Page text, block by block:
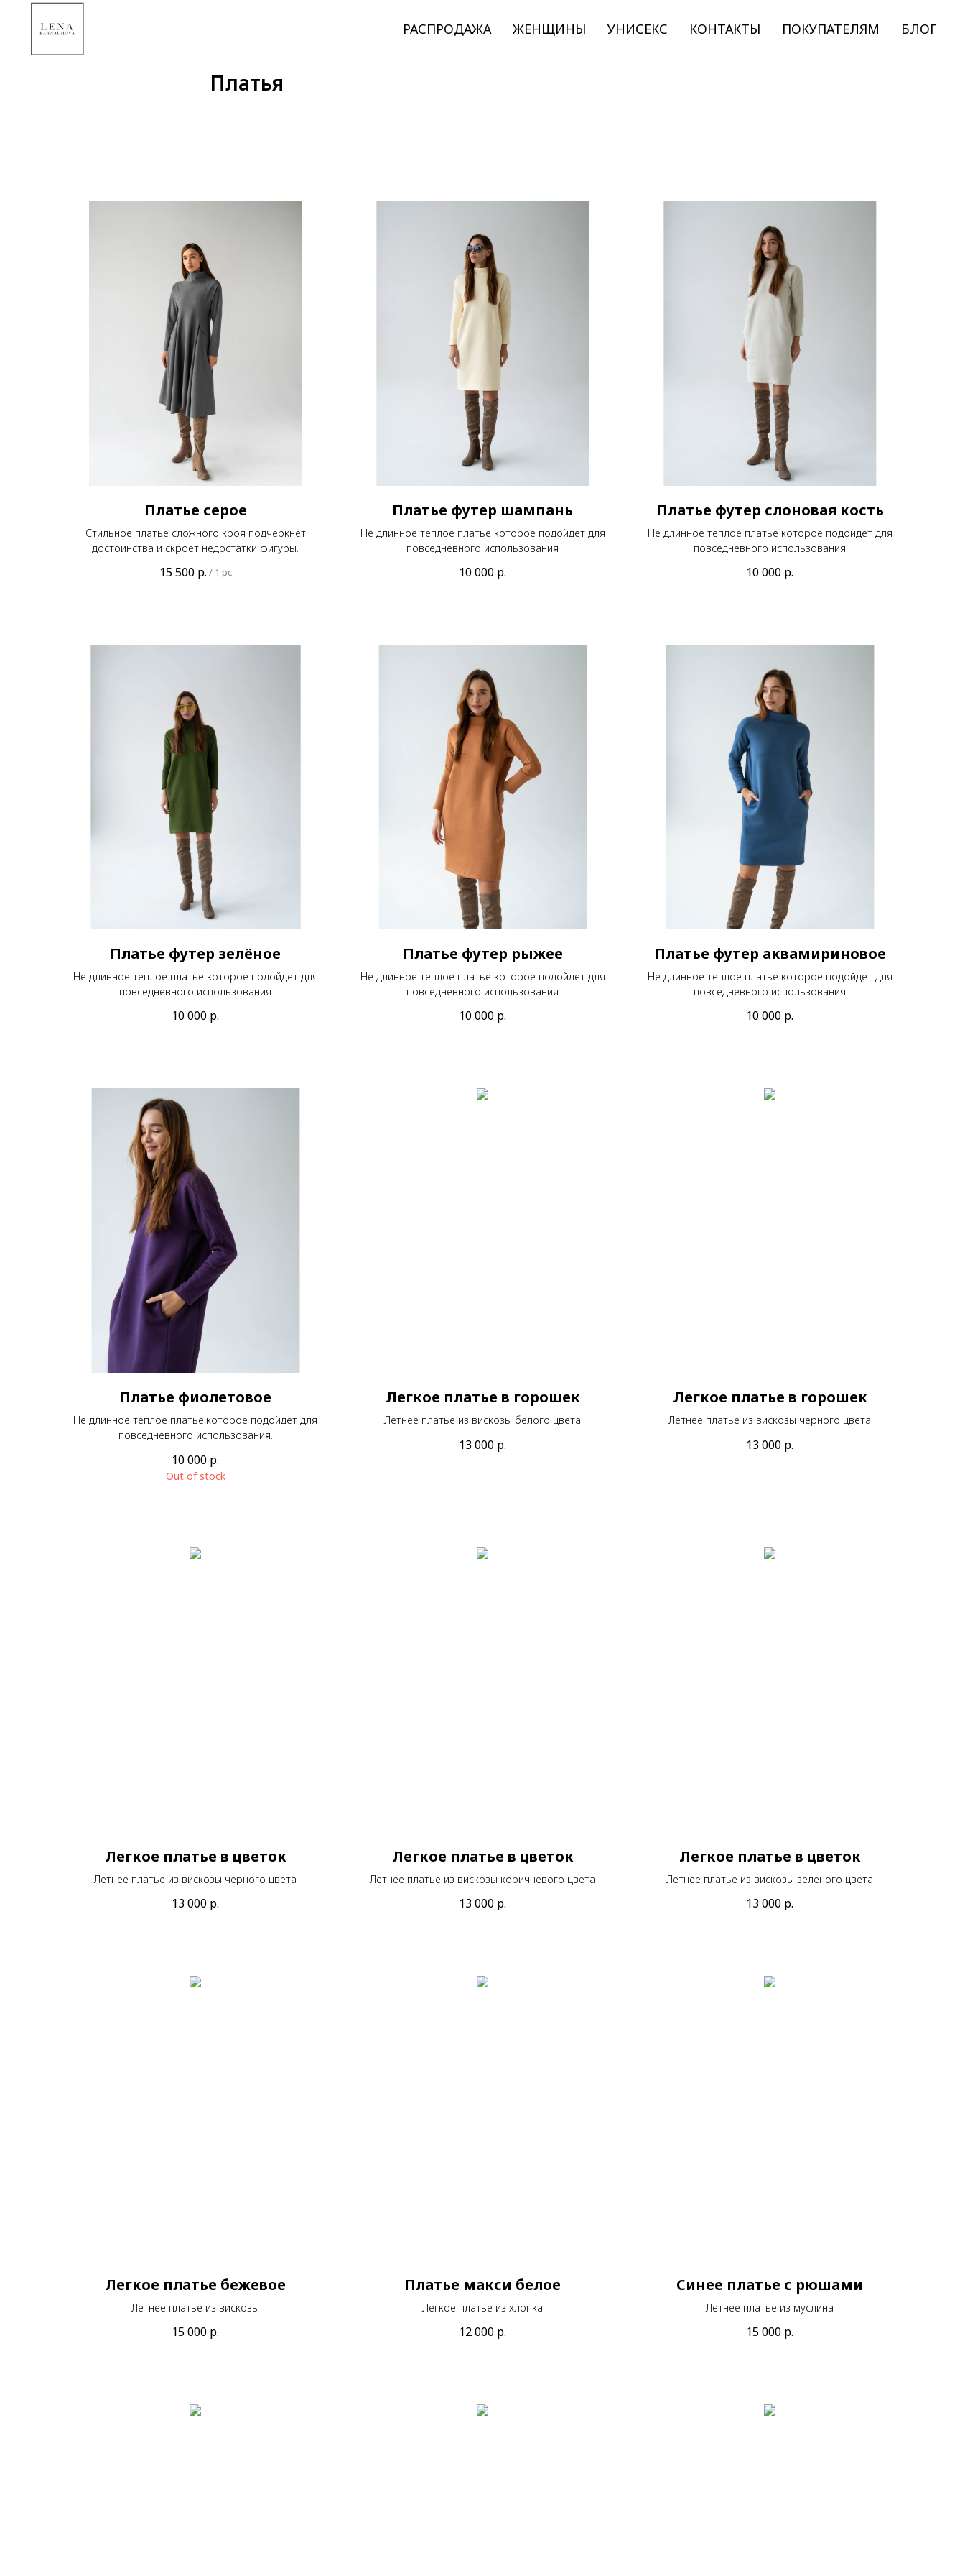
РАСПРОДАЖА ЖЕНЩИНЫ УНИСЕКС КОНТАКТЫ ПОКУПАТЕЛЯМ БЛОГ
Платья
Платье серое
Стильное платье сложного кроя подчеркнёт
достоинства и скроет недостатки фигуры.
15 500 р. / 1 pc
Платье футер шампань
Не длинное теплое платье которое подойдет для
повседневного использования
10 000 р.
Платье футер слоновая кость
Не длинное теплое платье которое подойдет для
повседневного использования
10 000 р.
Платье футер зелёное
Не длинное теплое платье которое подойдет для
повседневного использования
10 000 р.
Платье футер рыжее
Не длинное теплое платье которое подойдет для
повседневного использования
10 000 р.
Платье футер аквамириновое
Не длинное теплое платье которое подойдет для
повседневного использования
10 000 р.
Платье фиолетовое
Не длинное теплое платье,которое подойдет для
повседневного использования.
10 000 р.
Out of stock
Легкое платье в горошек
Летнее платье из вискозы белого цвета
13 000 р.
Легкое платье в горошек
Летнее платье из вискозы черного цвета
13 000 р.
Легкое платье в цветок
Летнее платье из вискозы черного цвета
13 000 р.
Легкое платье в цветок
Летнее платье из вискозы коричневого цвета
13 000 р.
Легкое платье в цветок
Летнее платье из вискозы зеленого цвета
13 000 р.
Легкое платье бежевое
Летнее платье из вискозы
15 000 р.
Платье макси белое
Легкое платье из хлопка
12 000 р.
Синее платье с рюшами
Летнее платье из муслина
15 000 р.